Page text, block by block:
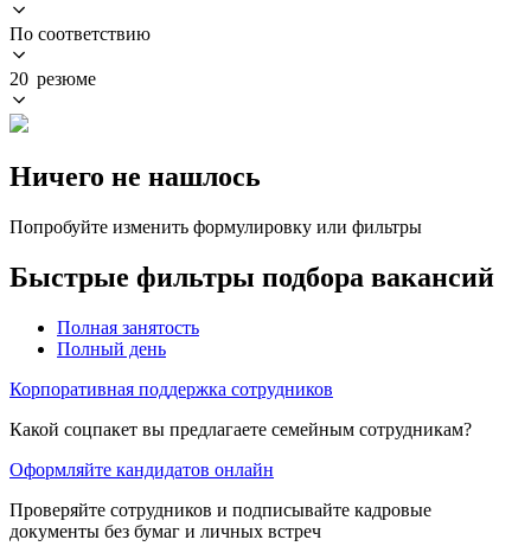
По соответствию
20 резюме
Ничего не нашлось
Попробуйте изменить формулировку или фильтры
Быстрые фильтры подбора вакансий
Полная занятость
Полный день
Корпоративная поддержка сотрудников
Какой соцпакет вы предлагаете семейным сотрудникам?
Оформляйте кандидатов онлайн
Проверяйте сотрудников и подписывайте кадровые
документы без бумаг и личных встреч